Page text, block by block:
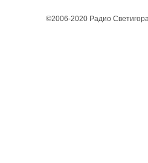
©2006-2020 Радио